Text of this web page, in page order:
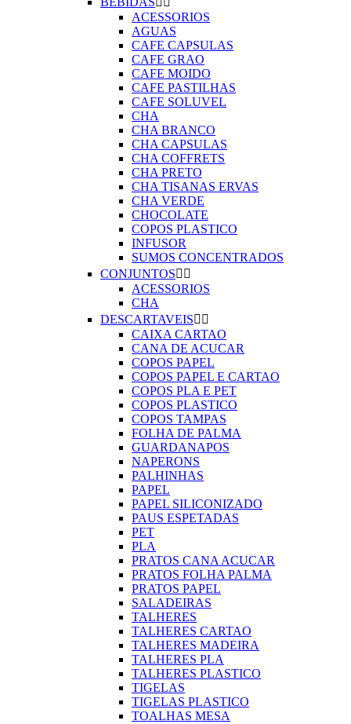
ACESSORIOS
AGUAS
CAFE CAPSULAS
CAFE GRAO
CAFE MOIDO
CAFE PASTILHAS
CAFE SOLUVEL
CHA
CHA BRANCO
CHA CAPSULAS
CHA COFFRETS
CHA PRETO
CHA TISANAS ERVAS
CHA VERDE
CHOCOLATE
COPOS PLASTICO
INFUSOR
SUMOS CONCENTRADOS
CONJUNTOS 
ACESSORIOS
CHA
DESCARTAVEIS 
CAIXA CARTAO
CANA DE ACUCAR
COPOS PAPEL
COPOS PAPEL E CARTAO
COPOS PLA E PET
COPOS PLASTICO
COPOS TAMPAS
FOLHA DE PALMA
GUARDANAPOS
NAPERONS
PALHINHAS
PAPEL
PAPEL SILICONIZADO
PAUS ESPETADAS
PET
PLA
PRATOS CANA ACUCAR
PRATOS FOLHA PALMA
PRATOS PAPEL
SALADEIRAS
TALHERES
TALHERES CARTAO
TALHERES MADEIRA
TALHERES PLA
TALHERES PLASTICO
TIGELAS
TIGELAS PLASTICO
TOALHAS MESA